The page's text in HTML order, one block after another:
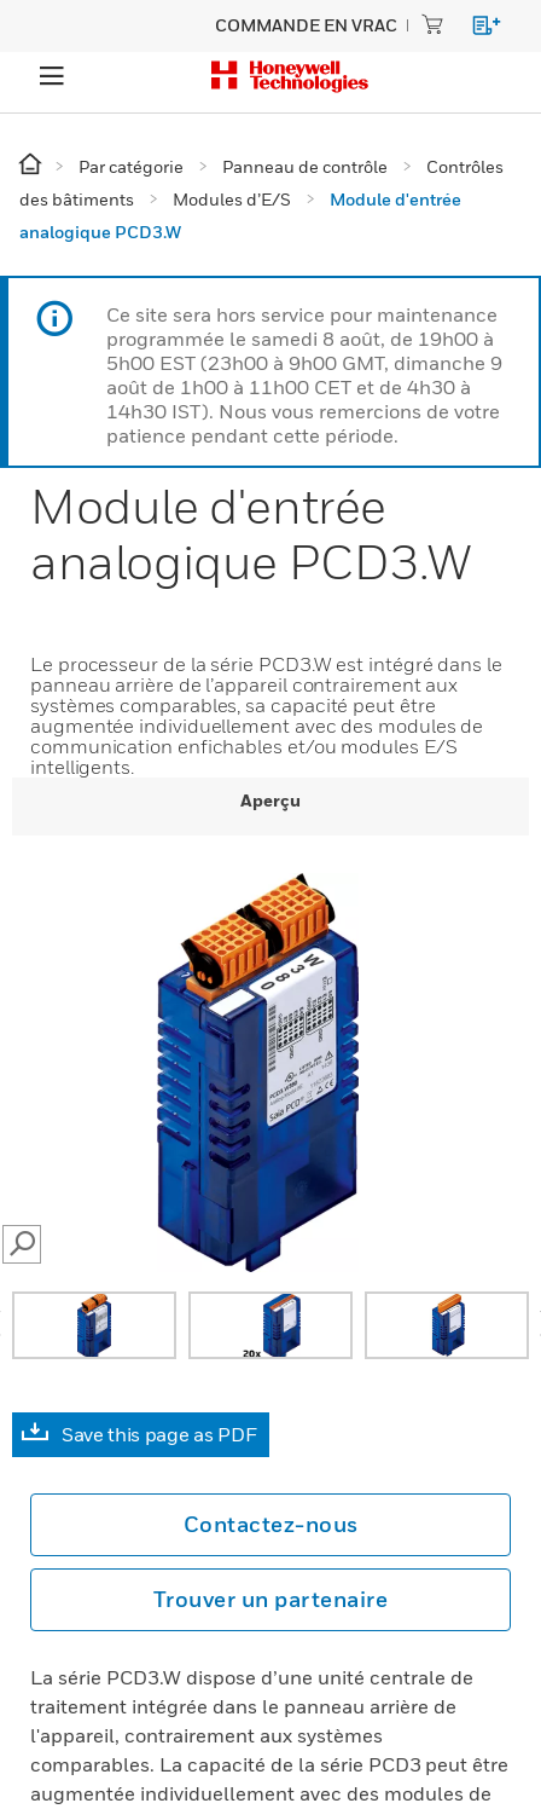
COMMANDE EN VRAC
Par catégorie Panneau de contrôle
Contrôles
des bâtiments
Modules d’E/S
Module d'entrée
analogique PCD3.W
Ce site sera hors service pour maintenance
programmée le samedi 8 août, de 19h00 à
5h00 EST (23h00 à 9h00 GMT, dimanche 9
août de 1h00 à 11h00 CET et de 4h30 à
14h30 IST). Nous vous remercions de votre
patience pendant cette période.
Module d'entrée
analogique PCD3.W
Le processeur de la série PCD3.W est intégré dans le
panneau arrière de l’appareil contrairement aux
systèmes comparables, sa capacité peut être
augmentée individuellement avec des modules de
communication enfichables et/ou modules E/S
intelligents.
Aperçu
SEARCH
Save this page as PDF
Contactez-nous
Trouver un partenaire
La série PCD3.W dispose d’une unité centrale de
traitement intégrée dans le panneau arrière de
l'appareil, contrairement aux systèmes
comparables. La capacité de la série PCD3 peut être
augmentée individuellement avec des modules de